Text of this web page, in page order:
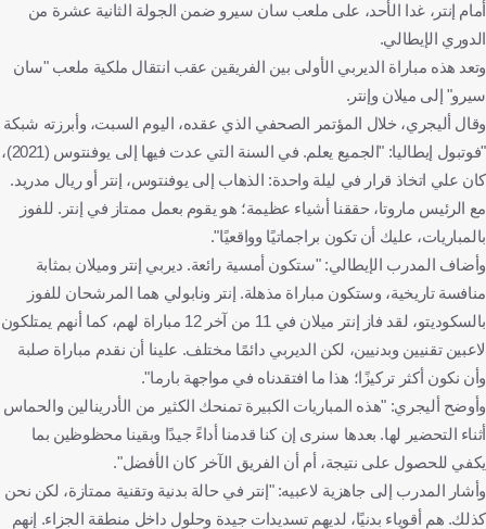
أمام إنتر، غدا الأحد، على ملعب سان سيرو ضمن الجولة الثانية عشرة من
الدوري الإيطالي.
وتعد هذه مباراة الديربي الأولى بين الفريقين عقب انتقال ملكية ملعب "سان
سيرو" إلى ميلان وإنتر.
وقال أليجري، خلال المؤتمر الصحفي الذي عقده، اليوم السبت، وأبرزته شبكة
"فوتبول إيطاليا: "الجميع يعلم. في السنة التي عدت فيها إلى يوفنتوس (2021)،
كان علي اتخاذ قرار في ليلة واحدة: الذهاب إلى يوفنتوس، إنتر أو ريال مدريد.
مع الرئيس ماروتا، حققنا أشياء عظيمة؛ هو يقوم بعمل ممتاز في إنتر. للفوز
بالمباريات، عليك أن تكون براجماتيًا وواقعيًا".
وأضاف المدرب الإيطالي: "ستكون أمسية رائعة. ديربي إنتر وميلان بمثابة
منافسة تاريخية، وستكون مباراة مذهلة. إنتر ونابولي هما المرشحان للفوز
بالسكوديتو، لقد فاز إنتر ميلان في 11 من آخر 12 مباراة لهم، كما أنهم يمتلكون
لاعبين تقنيين وبدنيين، لكن الديربي دائمًا مختلف. علينا أن نقدم مباراة صلبة
وأن نكون أكثر تركيزًا؛ هذا ما افتقدناه في مواجهة بارما".
وأوضح أليجري: "هذه المباريات الكبيرة تمنحك الكثير من الأدرينالين والحماس
أثناء التحضير لها. بعدها سنرى إن كنا قدمنا أداءً جيدًا وبقينا محظوظين بما
يكفي للحصول على نتيجة، أم أن الفريق الآخر كان الأفضل".
وأشار المدرب إلى جاهزية لاعبيه: "إنتر في حالة بدنية وتقنية ممتازة، لكن نحن
كذلك. هم أقوياء بدنيًا، لديهم تسديدات جيدة وحلول داخل منطقة الجزاء. إنهم